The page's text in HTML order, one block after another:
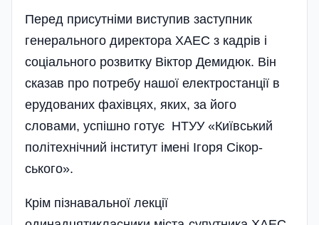
Перед присутніми виступив заступник
генерального директора ХАЕС з кадрів і
соціального розвитку Віктор Демидюк. Він
сказав про потребу нашої електростанції в
ерудованих фахівцях, яких, за його
словами, успішно готує НТУУ «Київський
політехнічний інститут імені Ігоря Сікор­
ського».
Крім пізнавальної лекції